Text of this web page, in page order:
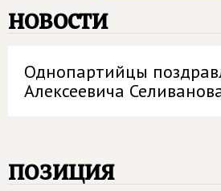
новости
Однопартийцы
Алексеевича
позиция